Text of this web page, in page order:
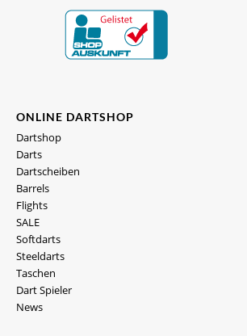
ONLINE DARTSHOP
Dartshop
Darts
Dartscheiben
Barrels
Flights
SALE
Softdarts
Steeldarts
Taschen
Dart Spieler
News